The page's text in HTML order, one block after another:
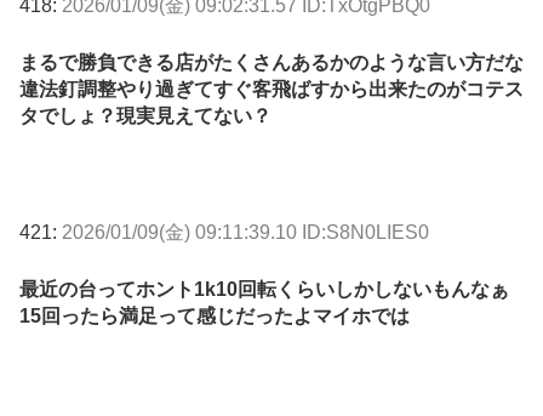
418: 2026/01/09(金) 09:02:31.57 ID:TxOtgPBQ0
まるで勝負できる店がたくさんあるかのような言い方だな
違法釘調整やり過ぎてすぐ客飛ばすから出来たのがコテス
タでしょ？現実見えてない？
421: 2026/01/09(金) 09:11:39.10 ID:S8N0LIES0
最近の台ってホント1k10回転くらいしかしないもんなぁ
15回ったら満足って感じだったよマイホでは